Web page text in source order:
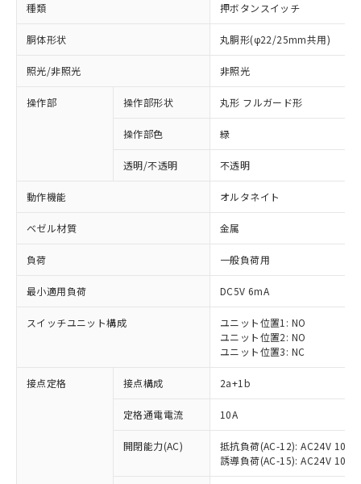
種類 押ボタンスイッチ
胴体形状 丸胴形(φ22/25mm共用)
照光/非照光 非照光
操作部 操作部形状 丸形 フルガード形
操作部色 緑
透明/不透明 不透明
動作機能 オルタネイト
ベゼル材質 金属
負荷 一般負荷用
最小適用負荷 DC5V 6mA
スイッチユニット構成
ユニット位置1: NO
ユニット位置2: NO
ユニット位置3: NC
接点定格 接点構成 2a+1b
定格通電電流 10A
開閉能力(AC)
抵抗負荷(AC-12): AC24V 10A/
誘導負荷(AC-15): AC24V
※1 対応状況
対応済み：EU RoHS指令（10物質）の
非含有に対応した製品が提供可能な商品で
対応予定：EU RoHS指令（10物質）の非含